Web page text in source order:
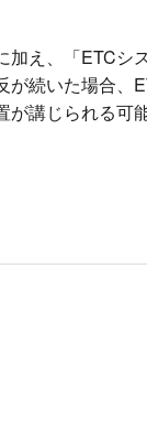
え、「ETCシ
続いた場合、
講じられる可